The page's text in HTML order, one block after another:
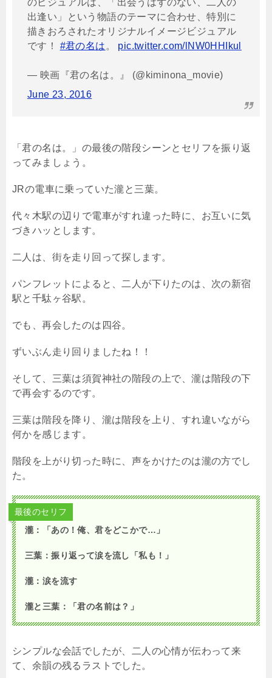
出逢い」という物語のテーマに合わせ、特別に
描きおろされたオリジナルイメージビジュアル
です！ #君の名は 。 pic.twitter.com/lNW0HHIkul
— 映画『君の名は。』 (@kiminona_movie)
June 23, 2016
「君の名は。」の最後の階段シーンとセリフを振り返
ってみましょう。
JRの電車に乗っていた瀧と三葉。
代々木駅の辺りで電車がすれ違った時に、お互いに気
づきハッとします。
二人は、街を走り回って探します。
パンフレットによると、二人が下りたのは、次の新宿
駅と千駄ヶ谷駅。
でも、再会したのは四谷。
ずいぶん走り回りましたね！！
そして、三葉は須賀神社の階段の上で、瀧は階段の下
で再会するのです。
三葉は階段を降り、瀧は階段を上り、すれ違いながら
何かを感じます。
階段を上がり切った時に、声をかけたのは瀧の方でし
た。
最後のセリフ
瀧：「あの！俺、君をどこかで…」
三葉：振り返って涙を流し「私も！」
瀧：涙を流す
瀧と三葉：「君の名前は？」
シンプルな会話でしたが、二人の心情が伝わって来
て、余韻の残るラストでした。